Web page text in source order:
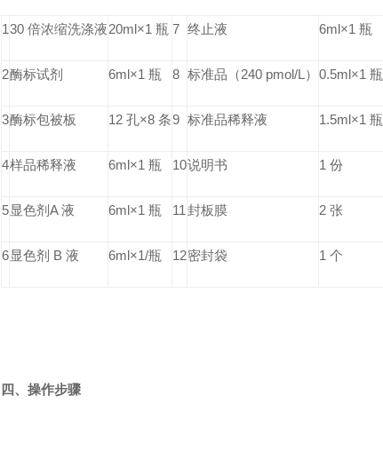
130 倍浓缩洗涤液20ml×1 瓶 7 终止液 6ml×1 瓶
2酶标试剂 6ml×1 瓶 8 标准品（240 pmol/L） 0.5ml×1 瓶
3酶标包被板 12 孔×8 条9 标准品稀释液 1.5ml×1 瓶
4样品稀释液 6ml×1 瓶 10说明书 1 份
5显色剂A 液 6ml×1 瓶 11 封板膜 2 张
6显色剂 B 液 6ml×1/瓶 12密封袋 1 个
四、操作步骤